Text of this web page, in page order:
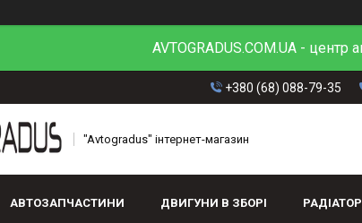
AVTOGRADUS.COM.UA - центр
+380 (68) 088-79-35
"Avtogradus" інтернет-магазин
АВТОЗАПЧАСТИНИ ДВИГУНИ В ЗБОРІ